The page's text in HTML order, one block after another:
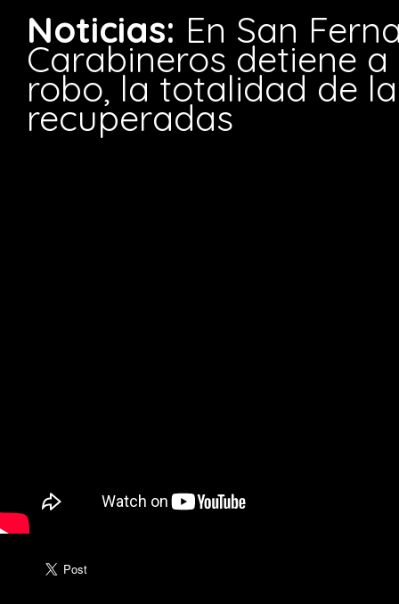
Noticias: En San
Carabineros detiene
robo, la totalidad de
recuperadas